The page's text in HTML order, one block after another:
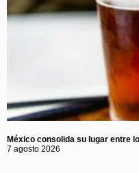
México consolida su lugar entre
7 agosto 2026